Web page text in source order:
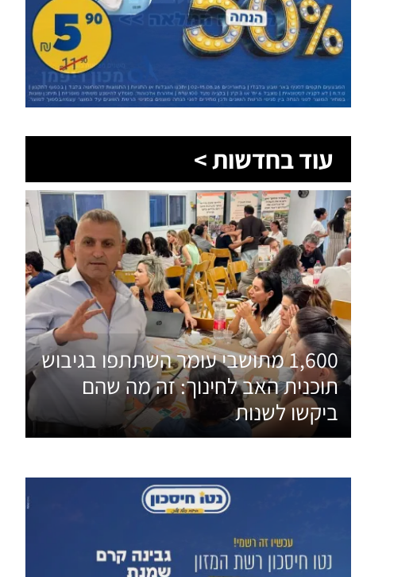
עוד בחדשות >
1,600 מתושבי עומר השתתפו בגיבוש
תוכנית האב לחינוך: זה מה שהם
ביקשו לשנות